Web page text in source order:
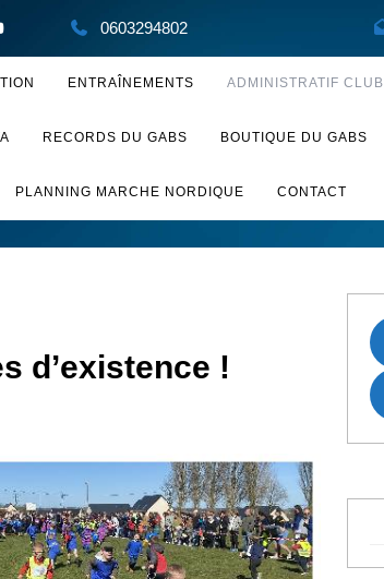
0603294802
ENTRAÎNEMENTS ADMINISTRATIF CLUB
RECORDS DU GABS BOUTIQUE DU GABS
PLANNING MARCHE NORDIQUE CONTACT
d’existence !